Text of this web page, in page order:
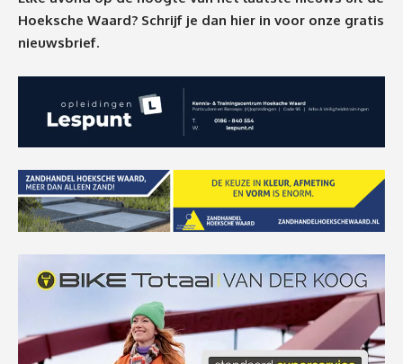
Hoeksche Waard? Schrijf je dan hier in voor onze gratis
nieuwsbrief.